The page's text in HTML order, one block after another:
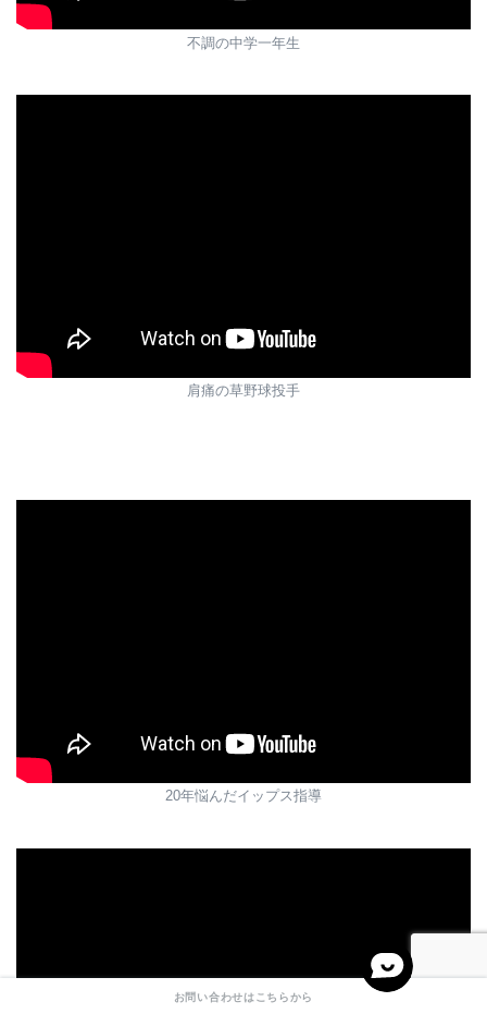
不調の中学一年生
肩痛の草野球投手
20年悩んだイップス指導
お問い合わせはこちらから